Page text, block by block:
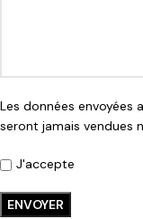
Les données envoyées
seront jamais vendues
J'accepte